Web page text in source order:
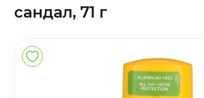
сандал, 71 г